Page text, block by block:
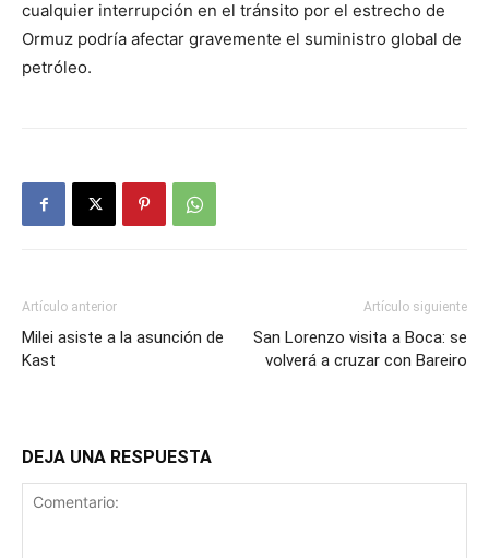
cualquier interrupción en el tránsito por el estrecho de
Ormuz podría afectar gravemente el suministro global de
petróleo.
Artículo anterior
Milei asiste a la asunción de
Kast
Artículo siguiente
San Lorenzo visita a Boca: se
volverá a cruzar con Bareiro
DEJA UNA RESPUESTA